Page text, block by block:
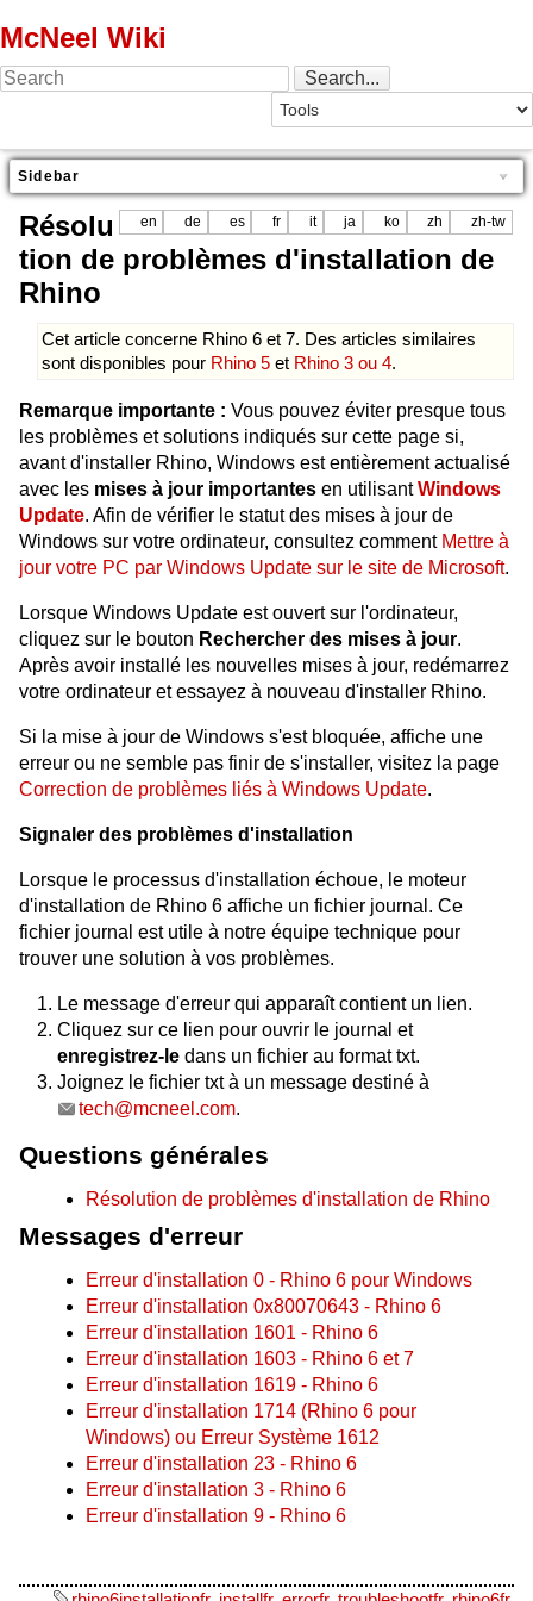
McNeel Wiki
Sidebar
en de es fr it ja ko zh zh-tw
Résolu
tion de problèmes d'installation de
Rhino
Cet article concerne Rhino 6 et 7. Des articles similaires
sont disponibles pour Rhino 5et Rhino 3 ou 4.
Remarque importante : Vous pouvez éviter presque tous
les problèmes et solutions indiqués sur cette page si,
avant d'installer Rhino, Windows est entièrement actualisé
avec les mises à jour importantes en utilisantWindows
Update. Afin de vérifier le statut des mises à jour de
Windows sur votre ordinateur, consultez comment Mettre à
jour votre PC par Windows Update sur le site de Microsoft.
Lorsque Windows Update est ouvert sur l'ordinateur,
cliquez sur le bouton Rechercher des mises à jour.
Après avoir installé les nouvelles mises à jour, redémarrez
votre ordinateur et essayez à nouveau d'installer Rhino.
Si la mise à jour de Windows s'est bloquée, affiche une
erreur ou ne semble pas finir de s'installer, visitez la page
Correction de problèmes liés à Windows Update.
Signaler des problèmes d'installation
Lorsque le processus d'installation échoue, le moteur
d'installation de Rhino 6 affiche un fichier journal. Ce
fichier journal est utile à notre équipe technique pour
trouver une solution à vos problèmes.
Le message d'erreur qui apparaît contient un lien.
Cliquez sur ce lien pour ouvrir le journal et
enregistrez-le dans un fichier au format txt.
Joignez le fichier txt à un message destiné à
tech@mcneel.com.
Questions générales
Résolution de problèmes d'installation de Rhino
Messages d'erreur
Erreur d'installation 0 - Rhino 6 pour Windows
Erreur d'installation 0x80070643 - Rhino 6
Erreur d'installation 1601 - Rhino 6
Erreur d'installation 1603 - Rhino 6 et 7
Erreur d'installation 1619 - Rhino 6
Erreur d'installation 1714 (Rhino 6 pour
Windows) ou Erreur Système 1612
Erreur d'installation 23 - Rhino 6
Erreur d'installation 3 - Rhino 6
Erreur d'installation 9 - Rhino 6